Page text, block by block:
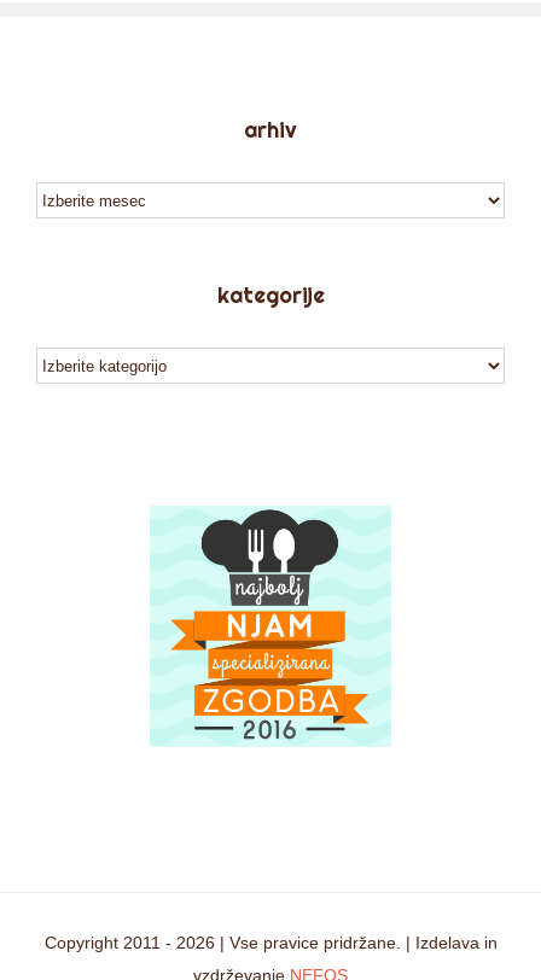
arhiv
arhiv
kategorije
kategorije
Copyright 2011 - 2026 | Vse pravice pridržane. | Izdelava in
vzdrževanje NEFOS